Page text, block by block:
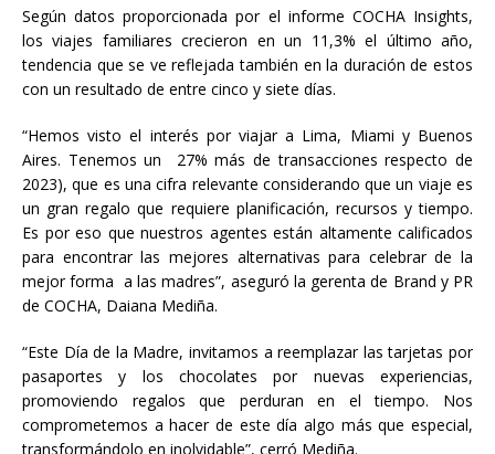
Según datos proporcionada por el informe COCHA Insights,
los viajes familiares crecieron en un 11,3% el último año,
tendencia que se ve reflejada también en la duración de estos
con un resultado de entre cinco y siete días.
“Hemos visto el interés por viajar a Lima, Miami y Buenos
Aires. Tenemos un 27% más de transacciones respecto de
2023), que es una cifra relevante considerando que un viaje es
un gran regalo que requiere planificación, recursos y tiempo.
Es por eso que nuestros agentes están altamente calificados
para encontrar las mejores alternativas para celebrar de la
mejor forma a las madres”, aseguró la gerenta de Brand y PR
de COCHA, Daiana Mediña.
“Este Día de la Madre, invitamos a reemplazar las tarjetas por
pasaportes y los chocolates por nuevas experiencias,
promoviendo regalos que perduran en el tiempo. Nos
comprometemos a hacer de este día algo más que especial,
transformándolo en inolvidable”, cerró Mediña.